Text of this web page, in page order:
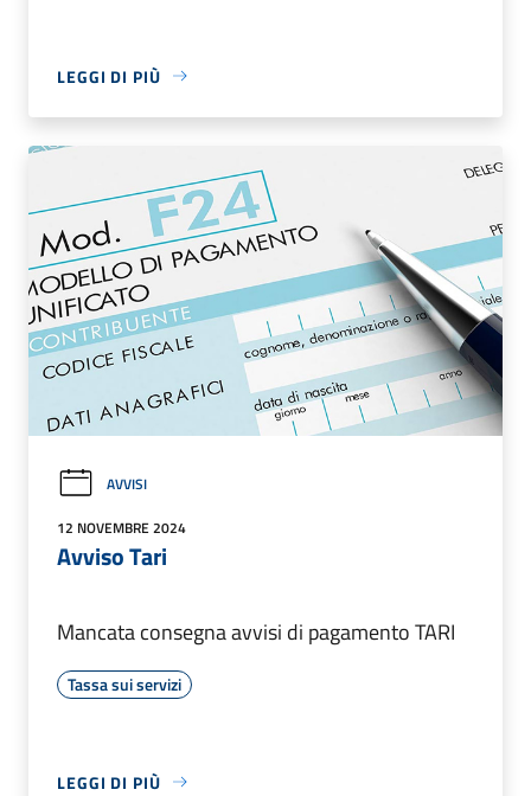
LEGGI DI PIÙ
AVVISI
12 NOVEMBRE 2024
Avviso Tari
Mancata consegna avvisi di pagamento TARI
Tassa sui servizi
LEGGI DI PIÙ